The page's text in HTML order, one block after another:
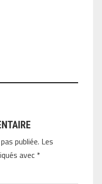
publiée. Les
avec *